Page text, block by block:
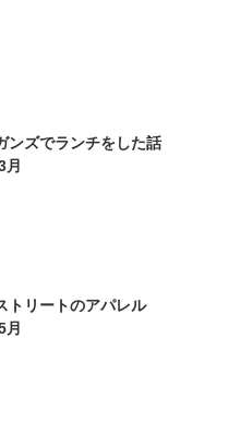
ンズでランチをした話
月
トリートのアパレル
月